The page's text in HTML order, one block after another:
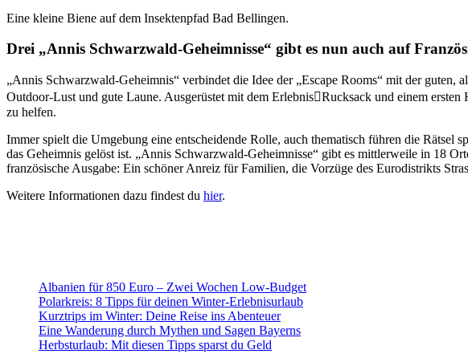
Eine kleine Biene auf dem Insektenpfad Bad Bellingen.
Drei „Annis Schwarzwald-Geheimnisse“ gibt es nun auch auf
„Annis Schwarzwald-Geheimnis“ verbindet die Idee der „Escape Rooms“ mit der
Outdoor-Lust und gute Laune. Ausgerüstet mit dem Erlebnis￾Rucksack und einem
zu helfen.
Immer spielt die Umgebung eine entscheidende Rolle, auch thematisch führen die
das Geheimnis gelöst ist. „Annis Schwarzwald-Geheimnisse“ gibt es mittlerweile in 18
französische Ausgabe: Ein schöner Anreiz für Familien, die Vorzüge des Eurodistrikts
Weitere Informationen dazu findest du hier.
Albanien für 850 Euro – Zwei Wochen Low-Budget
Polarkreis: 8 Tipps für deinen Winter-Erlebnisurlaub
Kurztrips im Winter: Deine Reise ins Abenteuer
Eine Wanderung durch Mythen und Sagen Bayerns
Herbsturlaub: Mit diesen Tipps sparst du Geld